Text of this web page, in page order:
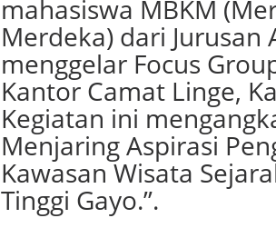
e
k
u
r
a
n
P
e
r
e
mahasiswa MBKM
Merdeka) dari
menggelar Focus
Kantor Camat Linge,
Kegiatan ini
Menjaring Aspirasi
Kawasan Wisata
Tinggi Gayo.”.